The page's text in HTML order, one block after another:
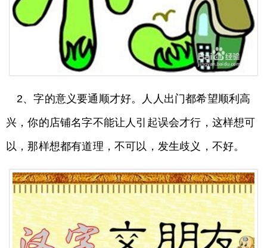
2、字的意义要通顺才好。人人出门都希望顺利高
兴，你的店铺名字不能让人引起误会才行，这样想可
以，那样想都有道理，不可以，发生歧义，不好。